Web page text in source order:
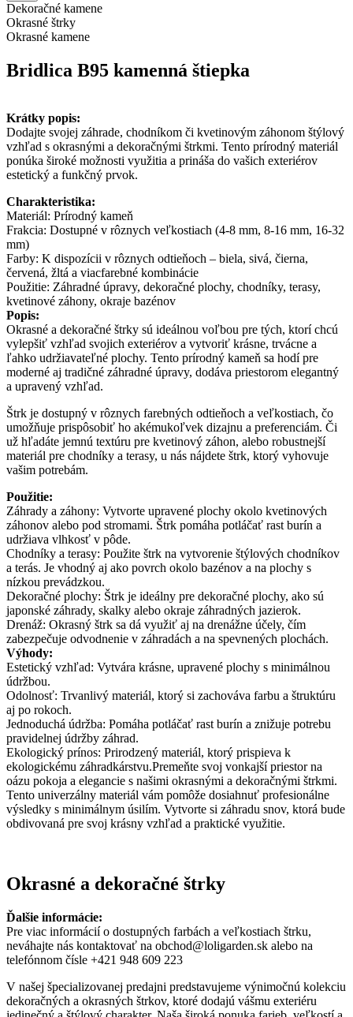
Dekoračné kamene
Okrasné štrky
Okrasné kamene
Bridlica B95 kamenná štiepka
Krátky popis:
Dodajte svojej záhrade, chodníkom či kvetinovým záhonom štýlový
vzhľad s okrasnými a dekoračnými štrkmi. Tento prírodný materiál
ponúka široké možnosti využitia a prináša do vašich exteriérov
estetický a funkčný prvok.
Charakteristika:
Materiál: Prírodný kameň
Frakcia: Dostupné v rôznych veľkostiach (4-8 mm, 8-16 mm, 16-32
mm)
Farby: K dispozícii v rôznych odtieňoch – biela, sivá, čierna,
červená, žltá a viacfarebné kombinácie
Použitie: Záhradné úpravy, dekoračné plochy, chodníky, terasy,
kvetinové záhony, okraje bazénov
Popis:
Okrasné a dekoračné štrky sú ideálnou voľbou pre tých, ktorí chcú
vylepšiť vzhľad svojich exteriérov a vytvoriť krásne, trvácne a
ľahko udržiavateľné plochy. Tento prírodný kameň sa hodí pre
moderné aj tradičné záhradné úpravy, dodáva priestorom elegantný
a upravený vzhľad.
Štrk je dostupný v rôznych farebných odtieňoch a veľkostiach, čo
umožňuje prispôsobiť ho akémukoľvek dizajnu a preferenciám. Či
už hľadáte jemnú textúru pre kvetinový záhon, alebo robustnejší
materiál pre chodníky a terasy, u nás nájdete štrk, ktorý vyhovuje
vašim potrebám.
Použitie:
Záhrady a záhony: Vytvorte upravené plochy okolo kvetinových
záhonov alebo pod stromami. Štrk pomáha potláčať rast burín a
udržiava vlhkosť v pôde.
Chodníky a terasy: Použite štrk na vytvorenie štýlových chodníkov
a terás. Je vhodný aj ako povrch okolo bazénov a na plochy s
nízkou prevádzkou.
Dekoračné plochy: Štrk je ideálny pre dekoračné plochy, ako sú
japonské záhrady, skalky alebo okraje záhradných jazierok.
Drenáž: Okrasný štrk sa dá využiť aj na drenážne účely, čím
zabezpečuje odvodnenie v záhradách a na spevnených plochách.
Výhody:
Estetický vzhľad: Vytvára krásne, upravené plochy s minimálnou
údržbou.
Odolnosť: Trvanlivý materiál, ktorý si zachováva farbu a štruktúru
aj po rokoch.
Jednoduchá údržba: Pomáha potláčať rast burín a znižuje potrebu
pravidelnej údržby záhrad.
Ekologický prínos: Prirodzený materiál, ktorý prispieva k
ekologickému záhradkárstvu.Premeňte svoj vonkajší priestor na
oázu pokoja a elegancie s našimi okrasnými a dekoračnými štrkmi.
Tento univerzálny materiál vám pomôže dosiahnuť profesionálne
výsledky s minimálnym úsilím. Vytvorte si záhradu snov, ktorá bude
obdivovaná pre svoj krásny vzhľad a praktické využitie.
Okrasné a dekoračné štrky
Ďalšie informácie:
Pre viac informácií o dostupných farbách a veľkostiach štrku,
neváhajte nás kontaktovať na obchod@loligarden.sk alebo na
telefónnom čísle +421 948 609 223
V našej špecializovanej predajni predstavujeme výnimočnú kolekciu
dekoračných a okrasných štrkov, ktoré dodajú vášmu exteriéru